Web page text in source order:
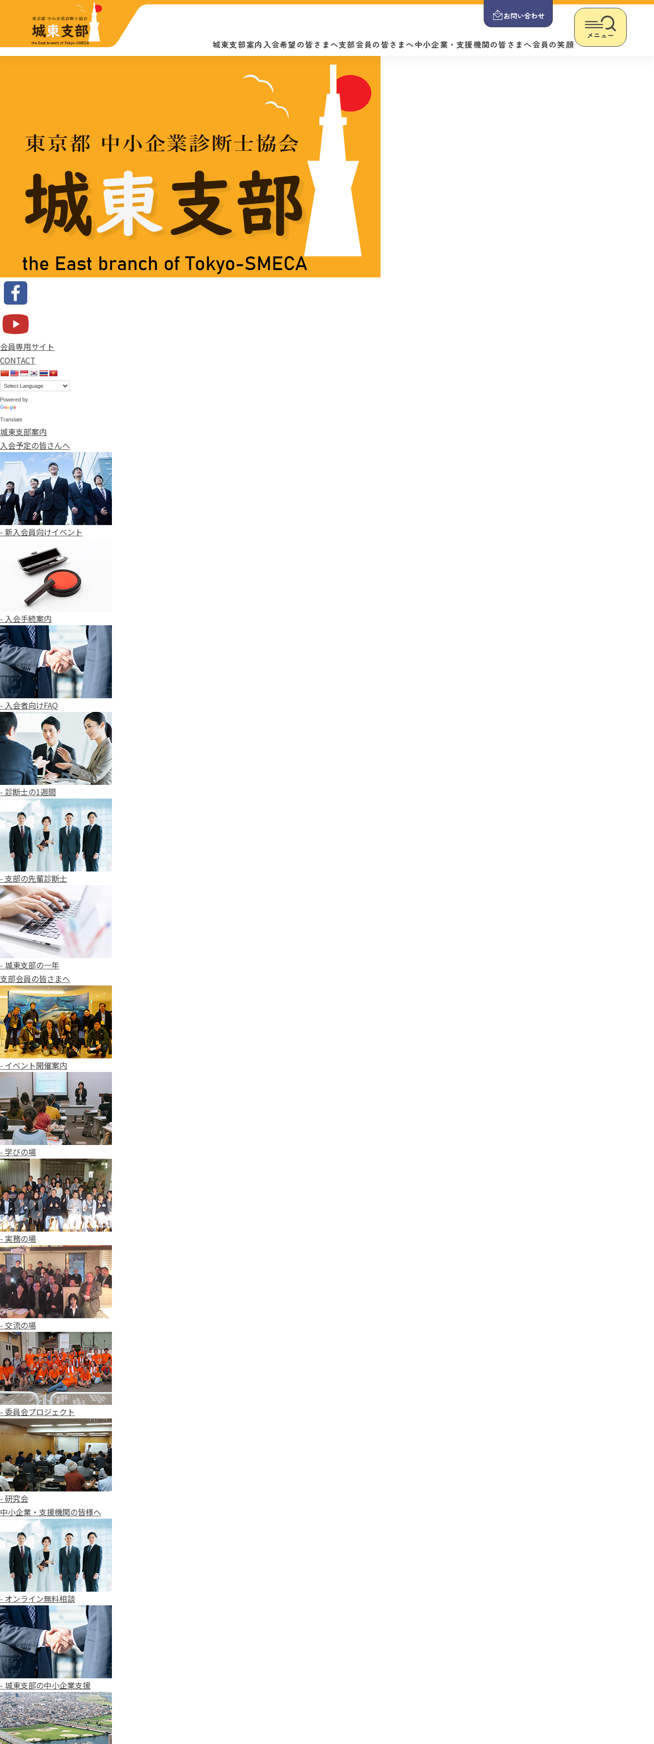
お問い合わせ
メニュー
城東支部案内 支部会員の皆さまへ
入会希望の皆さまへ 中小企業・支援機関の皆さまへ会員の笑顔
会員専用サイト
CONTACT
Powered by
Translate
城東支部案内
入会予定の皆さんへ
- 新入会員向けイベント
- 入会手続案内
- 入会者向けFAQ
- 診断士の1週間
- 支部の先輩診断士
- 城東支部の一年
支部会員の皆さまへ
- イベント開催案内
- 学びの場
- 実務の場
- 交流の場
- 委員会プロジェクト
- 研究会
中小企業・支援機関の皆様へ
- オンライン無料相談
- 城東支部の中小企業支援